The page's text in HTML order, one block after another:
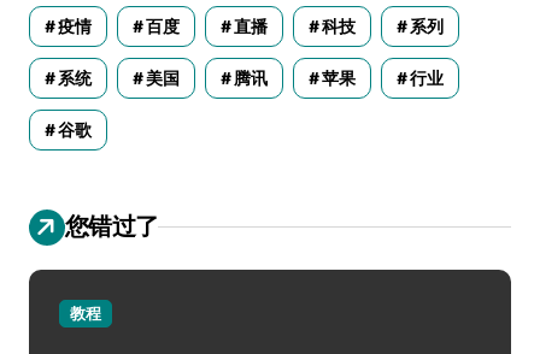
疫情 百度 直播 科技 系列
系统 美国 腾讯 苹果 行业
谷歌
您错过了
教程